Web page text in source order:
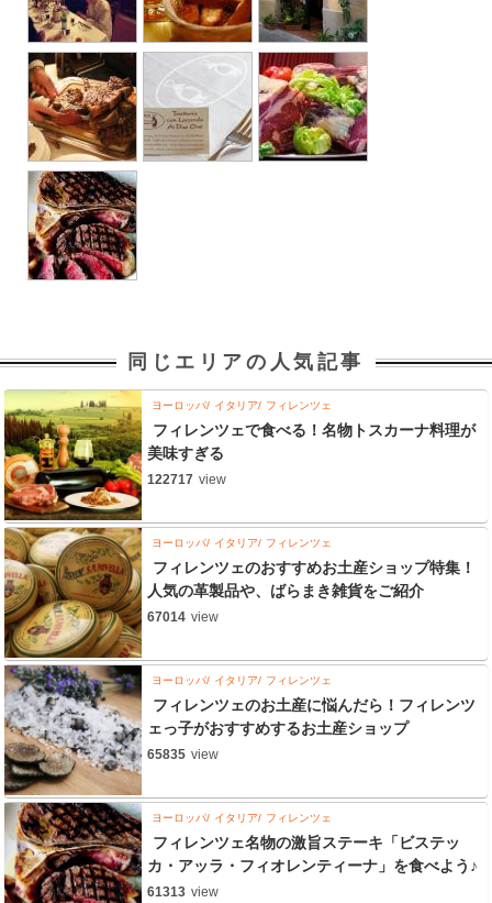
同じエリアの人気記事
ヨーロッパ イタリア フィレンツェ
フィレンツェで食べる！名物トスカーナ料理が
美味すぎる
122717 view
ヨーロッパ イタリア フィレンツェ
フィレンツェのおすすめお土産ショップ特集！
人気の革製品や、ばらまき雑貨をご紹介
67014 view
ヨーロッパ イタリア フィレンツェ
フィレンツェのお土産に悩んだら！フィレンツ
ェっ子がおすすめするお土産ショップ
65835 view
ヨーロッパ イタリア フィレンツェ
フィレンツェ名物の激旨ステーキ「ビステッ
カ・アッラ・フィオレンティーナ」を食べよう♪
61313 view